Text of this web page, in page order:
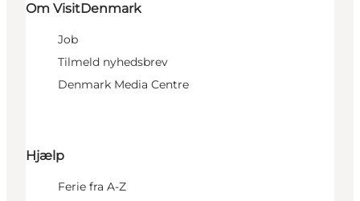
Om VisitDenmark
Job
Tilmeld nyhedsbrev
Denmark Media Centre
Hjælp
Ferie fra A-Z